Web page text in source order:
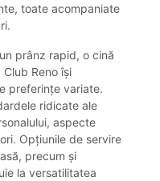
toate acompaniate
prânz rapid, o cină
Reno își
preferințe variate.
ridicate ale
aspecte
Opțiunile de servire
precum și
la versatilitatea